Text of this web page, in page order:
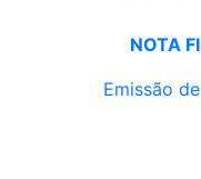
NOTA
Emissão